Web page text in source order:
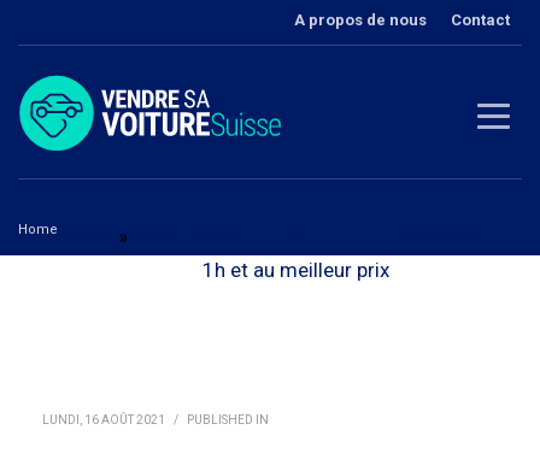
A propos de nous Contact
Home »
1h et au meilleur prix‎
LUNDI, 16 AOÛT 2021 / PUBLISHED IN